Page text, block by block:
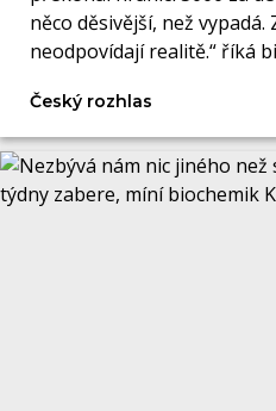
něco děsivější, než
neodpovídají realitě.“ říká
Český rozhlas